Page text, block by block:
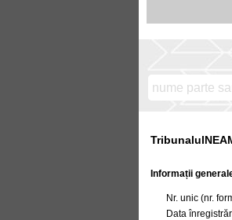
Informații
Nr. unic (nr.
Data